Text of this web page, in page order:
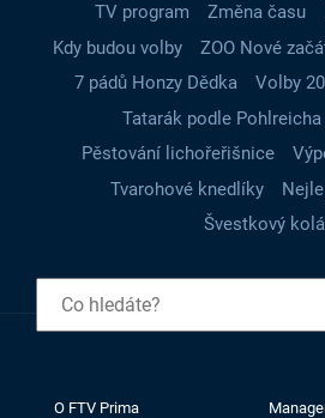
TV program
Změna času
Kdy budou volby
ZOO Nové
7 pádů Honzy Dědka
Volby
Tatarák podle Pohlreicha
Pěstování lichořeřišnice
Tvarohové knedlíky
Švestkový
O FTV Prima